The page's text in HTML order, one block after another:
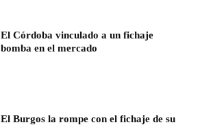
El Córdoba vinculado a un fichaje
bomba en el mercado
El Burgos la rompe con el fichaje de su